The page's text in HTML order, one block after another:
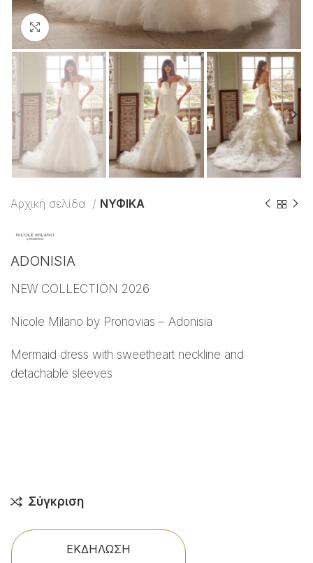
Click to enlarge
Αρχική σελίδα ΝΥΦΙΚΑ
ADONISIA
NEW COLLECTION 2026
Nicole Milano by Pronovias – Adonisia
Mermaid dress with sweetheart neckline and
detachable sleeves
Σύγκριση
ΕΚΔΗΛΩΣΗ